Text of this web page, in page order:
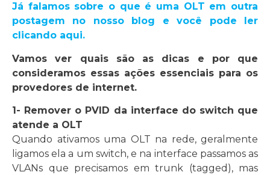
Já falamos sobre o que é uma OLT em outra
postagem no nosso blog e você pode ler
clicando aqui.
Vamos ver quais são as dicas e por que
consideramos essas ações essenciais para os
provedores de internet.
1- Remover o PVID da interface do switch que
atende a OLT
Quando ativamos uma OLT na rede, geralmente
ligamos ela a um switch, e na interface passamos as
VLANs que precisamos em trunk (tagged), mas